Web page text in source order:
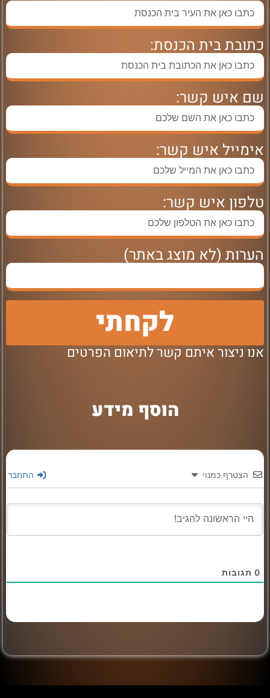
כתובת בית הכנסת:
שם איש קשר:
אימייל איש קשר:
טלפון איש קשר:
הערות (לא מוצג באתר)
לקחתי
אנו ניצור איתם קשר לתיאום הפרטים
הוסף מידע
הצטרף כמנוי התחבר
0 תגובות